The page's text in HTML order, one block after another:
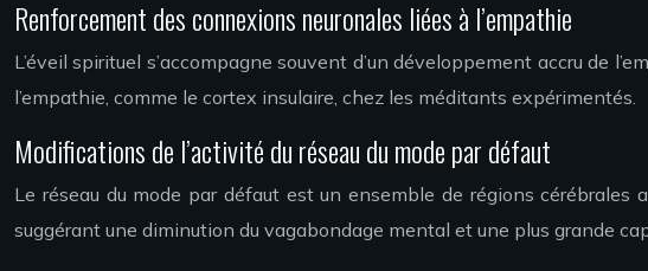
Renforcement des connexions neuronales liées à l’empathie
L’éveil spirituel s’accompagne souvent d’un développement accru de
l’empathie, comme le cortex insulaire, chez les méditants expérimentés.
Modifications de l’activité du réseau du mode par défaut
Le réseau du mode par défaut est un ensemble de régions
suggérant une diminution du vagabondage mental et une plus grande